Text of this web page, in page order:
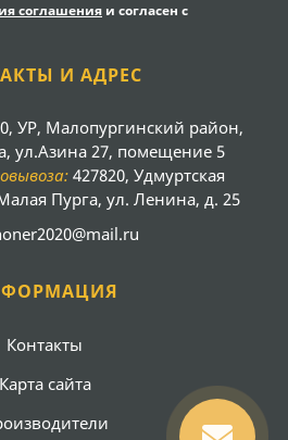
соглашения и согласен с
И АДРЕС
УР, Малопургинский район,
ул.Азина 27, помещение 5
427820, Удмуртская
Пурга, ул. Ленина, д. 25
Контакты
Карта сайта